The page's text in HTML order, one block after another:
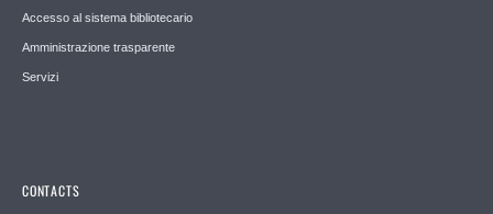
Accesso al sistema bibliotecario
Amministrazione trasparente
Servizi
CONTACTS